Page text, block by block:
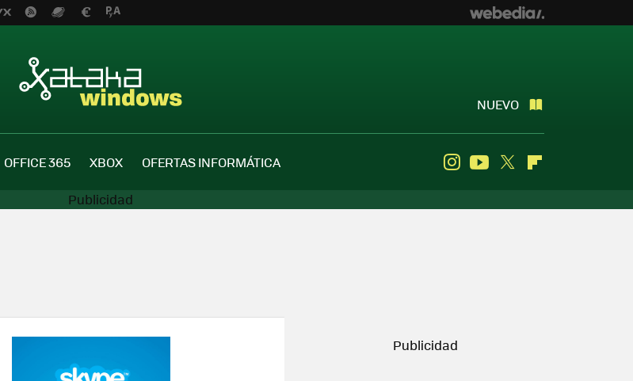
NUEVO
OFFICE 365 XBOX OFERTAS INFORMÁTICA InstagramYoutube
Twitter